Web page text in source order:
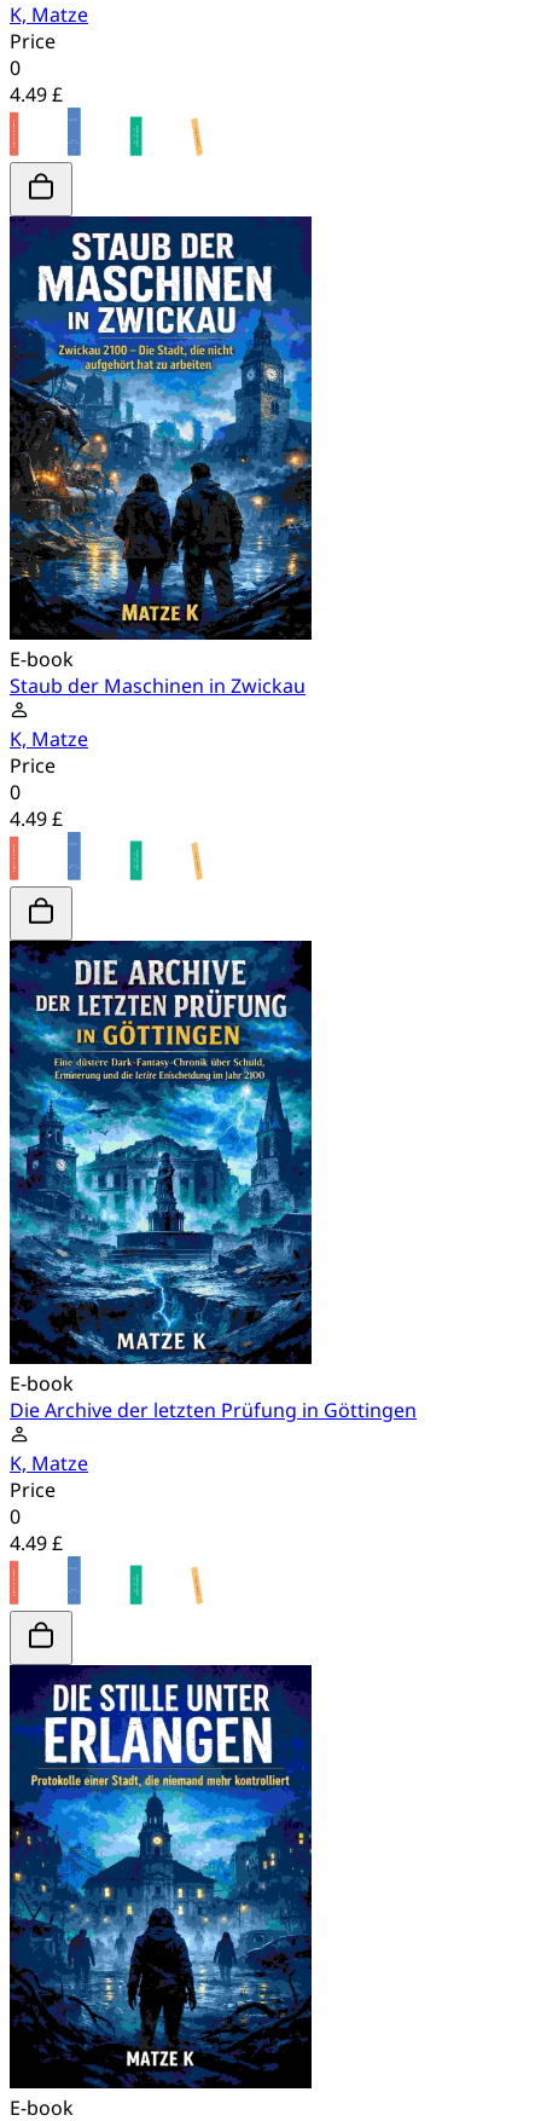
K, Matze
Price
0
4.49 £
E-book
Staub der Maschinen in Zwickau
K, Matze
Price
0
4.49 £
E-book
Die Archive der letzten Prüfung in Göttingen
K, Matze
Price
0
4.49 £
E-book